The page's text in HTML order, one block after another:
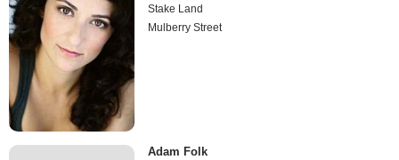
Stake Land
Mulberry Street
Adam Folk